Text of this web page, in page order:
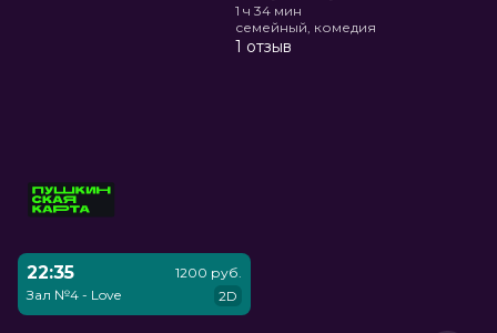
1 ч 34 мин
семейный, комедия
1 отзыв
22:35
Зал №4 - Love
1200 руб.
2D